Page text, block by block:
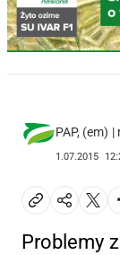
PAP, (em)
1.07.2015
Problemy